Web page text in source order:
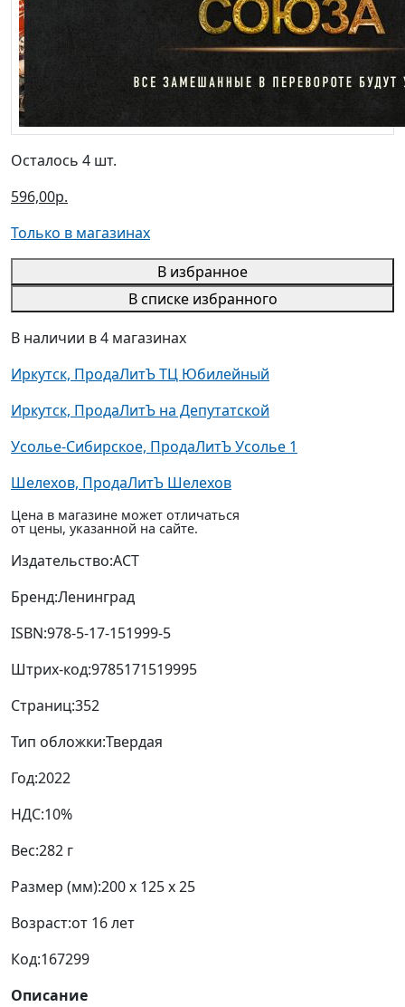
Осталось 4 шт.
596,00р.
Только в магазинах
В избранное
В списке избранного
В наличии в 4 магазинах
Иркутск, ПродаЛитЪ ТЦ Юбилейный
Иркутск, ПродаЛитЪ на Депутатской
Усолье-Сибирское, ПродаЛитЪ Усолье 1
Шелехов, ПродаЛитЪ Шелехов
Цена в магазине может отличаться
от цены, указанной на сайте.
Издательство:АСТ
Бренд:Ленинград
ISBN:978-5-17-151999-5
Штрих-код:9785171519995
Страниц:352
Тип обложки:Твердая
Год:2022
НДС:10%
Вес:282 г
Размер (мм):200 x 125 x 25
Возраст:от 16 лет
Код:167299
Описание